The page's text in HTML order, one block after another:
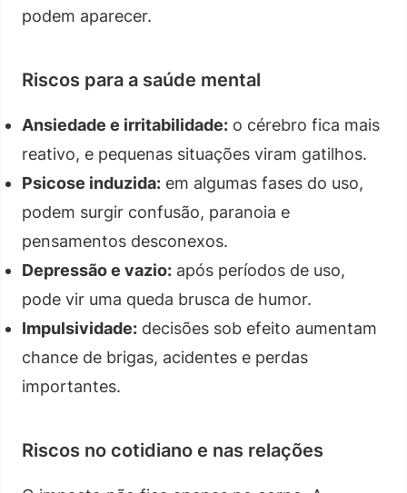
podem aparecer.
Riscos para a saúde mental
Ansiedade e irritabilidade: o cérebro fica mais
reativo, e pequenas situações viram gatilhos.
Psicose induzida: em algumas fases do uso,
podem surgir confusão, paranoia e
pensamentos desconexos.
Depressão e vazio: após períodos de uso,
pode vir uma queda brusca de humor.
Impulsividade: decisões sob efeito aumentam
chance de brigas, acidentes e perdas
importantes.
Riscos no cotidiano e nas relações